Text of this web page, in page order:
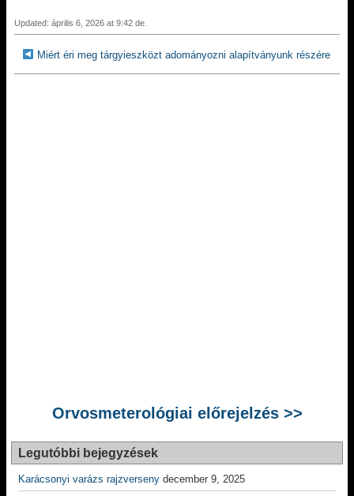
Updated: április 6, 2026 at 9:42 de.
Miért éri meg tárgyieszközt adományozni alapítványunk részére
Orvosmeterológiai előrejelzés >>
Legutóbbi bejegyzések
Karácsonyi varázs rajzverseny december 9, 2025